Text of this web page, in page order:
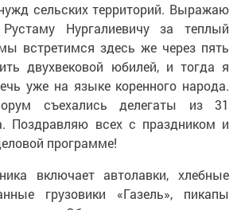
сельских территорий. Выражаю
Рустаму Нургалиевичу за теплый
встретимся здесь же через пять
двухвековой юбилей, и тогда я
уже на языке коренного народа.
съехались делегаты из 31
Поздравляю всех с праздником и
программе!
включает автолавки, хлебные
грузовики «Газель», пикапы